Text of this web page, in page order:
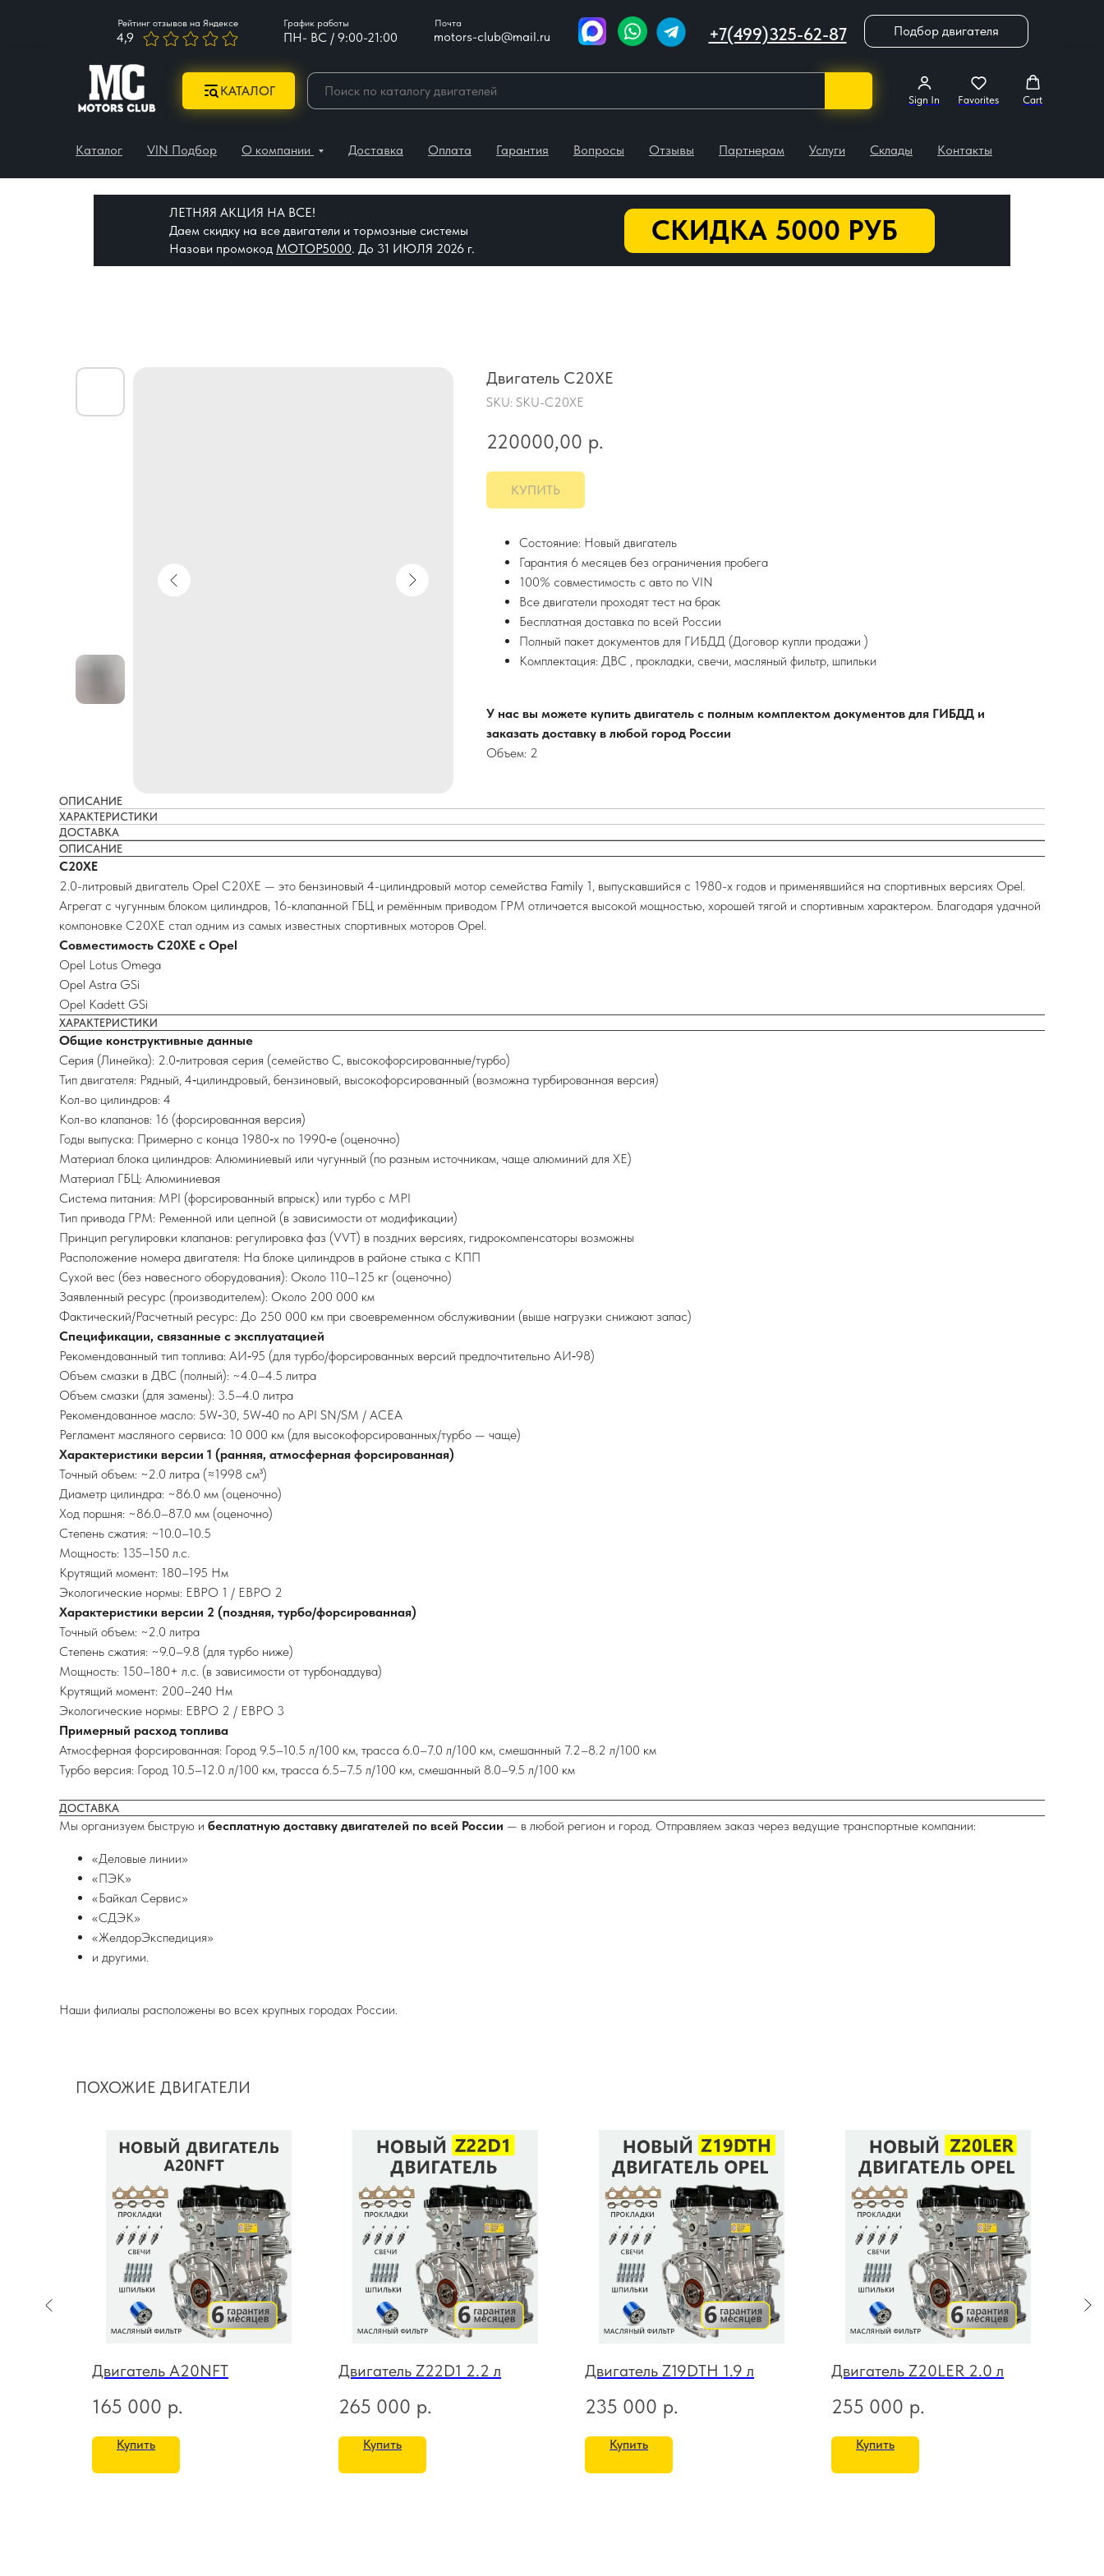
+7(499)325-62-87
ПН- ВС / 9:00-21:00
Почта
Рейтинг отзывов на Яндексе График работы
motors-club@mail.ru
4,9 Подбор двигателя
КАТАЛОГ
Sign In Favorites Cart
Каталог VIN Подбор О компании Доставка Оплата Гарантия Вопросы Отзывы Партнерам Услуги Склады Контакты
СКИДКА 5000 РУБ
ЛЕТНЯЯ АКЦИЯ НА ВСЕ!
Даем скидку на все двигатели и тормозные системы
Назови промокод МОТОР5000. До 31 ИЮЛЯ 2026 г.
Двигатель C20XE
SKU: SKU-C20XE
220000,00 р.
КУПИТЬ
Состояние: Новый двигатель
Гарантия 6 месяцев без ограничения пробега
100% совместимость с авто по VIN
Все двигатели проходят тест на брак
Бесплатная доставка по всей России
Полный пакет документов для ГИБДД (Договор купли продажи )
Комплектация: ДВС , прокладки, свечи, масляный фильтр, шпильки
У нас вы можете купить двигатель с полным комплектом документов для ГИБДД и
заказать доставку в любой город России
Объем: 2
ОПИСАНИЕ
ХАРАКТЕРИСТИКИ
ДОСТАВКА
ОПИСАНИЕ
C20XE
2.0-литровый двигатель Opel C20XE — это бензиновый 4-цилиндровый мотор семейства Family 1, выпускавшийся с 1980-х годов и применявшийся на спортивных версиях Opel.
Агрегат с чугунным блоком цилиндров, 16-клапанной ГБЦ и ремённым приводом ГРМ отличается высокой мощностью, хорошей тягой и спортивным характером. Благодаря удачной
компоновке C20XE стал одним из самых известных спортивных моторов Opel.
Совместимость C20XE с Opel
Opel Lotus Omega
Opel Astra GSi
Opel Kadett GSi
ХАРАКТЕРИСТИКИ
Общие конструктивные данные
Серия (Линейка): 2.0‑литровая серия (семейство C, высокофорсированные/турбо)
Тип двигателя: Рядный, 4‑цилиндровый, бензиновый, высокофорсированный (возможна турбированная версия)
Кол-во цилиндров: 4
Кол-во клапанов: 16 (форсированная версия)
Годы выпуска: Примерно с конца 1980‑х по 1990‑е (оценочно)
Материал блока цилиндров: Алюминиевый или чугунный (по разным источникам, чаще алюминий для XE)
Материал ГБЦ: Алюминиевая
Система питания: MPI (форсированный впрыск) или турбо с MPI
Тип привода ГРМ: Ременной или цепной (в зависимости от модификации)
Принцип регулировки клапанов: регулировка фаз (VVT) в поздних версиях, гидрокомпенсаторы возможны
Расположение номера двигателя: На блоке цилиндров в районе стыка с КПП
Сухой вес (без навесного оборудования): Около 110–125 кг (оценочно)
Заявленный ресурс (производителем): Около 200 000 км
Фактический/Расчетный ресурс: До 250 000 км при своевременном обслуживании (выше нагрузки снижают запас)
Спецификации, связанные с эксплуатацией
Рекомендованный тип топлива: АИ‑95 (для турбо/форсированных версий предпочтительно АИ‑98)
Объем смазки в ДВС (полный): ~4.0–4.5 литра
Объем смазки (для замены): 3.5–4.0 литра
Рекомендованное масло: 5W‑30, 5W‑40 по API SN/SM / ACEA
Регламент масляного сервиса: 10 000 км (для высокофорсированных/турбо — чаще)
Характеристики версии 1 (ранняя, атмосферная форсированная)
Точный объем: ~2.0 литра (≈1998 см³)
Диаметр цилиндра: ~86.0 мм (оценочно)
Ход поршня: ~86.0–87.0 мм (оценочно)
Степень сжатия: ~10.0–10.5
Мощность: 135–150 л.с.
Крутящий момент: 180–195 Нм
Экологические нормы: ЕВРО 1 / ЕВРО 2
Характеристики версии 2 (поздняя, турбо/форсированная)
Точный объем: ~2.0 литра
Степень сжатия: ~9.0–9.8 (для турбо ниже)
Мощность: 150–180+ л.с. (в зависимости от турбонаддува)
Крутящий момент: 200–240 Нм
Экологические нормы: ЕВРО 2 / ЕВРО 3
Примерный расход топлива
Атмосферная форсированная: Город 9.5–10.5 л/100 км, трасса 6.0–7.0 л/100 км, смешанный 7.2–8.2 л/100 км
Турбо версия: Город 10.5–12.0 л/100 км, трасса 6.5–7.5 л/100 км, смешанный 8.0–9.5 л/100 км
ДОСТАВКА
Мы организуем быструю и бесплатную доставку двигателей по всей России — в любой регион и город. Отправляем заказ через ведущие транспортные компании:
«Деловые линии»
«ПЭК»
«Байкал Сервис»
«СДЭК»
«ЖелдорЭкспедиция»
и другими.
Наши филиалы расположены во всех крупных городах России.
ПОХОЖИЕ ДВИГАТЕЛИ
Двигатель A20NFT
165 000 р.
Купить
Двигатель Z22D1 2.2 л
265 000 р.
Купить
Двигатель Z19DTH 1.9 л
235 000 р.
Купить
Двигатель Z20LER 2.0 л
255 000 р.
Купить